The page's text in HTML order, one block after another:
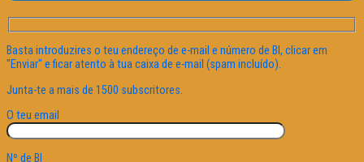
Basta introduzires o teu endereço de e-mail e número de BI, clicar em
"Enviar" e ficar atento à tua caixa de e-mail (spam incluído).
Junta-te a mais de 1500 subscritores.
O teu email
Nº de BI